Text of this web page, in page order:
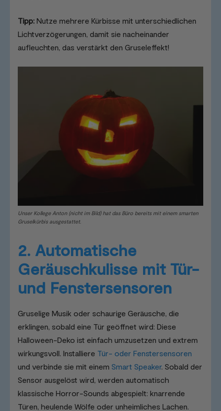
Tipp: Nutze mehrere Kürbisse mit unterschiedlichen
Lichtverzögerungen, damit sie nacheinander
aufleuchten, das verstärkt den Gruseleffekt!
Unser Kollege Anton (nicht im Bild) hat das Büro bereits mit einem smarten
Gruselkürbis ausgestattet.
2. Automatische
Geräuschkulisse mit Tür-
und Fenstersensoren
Gruselige Musik oder schaurige Geräusche, die
erklingen, sobald eine Tür geöffnet wird: Diese
Halloween-Deko ist einfach umzusetzen und extrem
wirkungsvoll. Installiere Tür- oder Fenstersensoren
und verbinde sie mit einem Smart Speaker. Sobald der
Sensor ausgelöst wird, werden automatisch
klassische Horror-Sounds abgespielt: knarrende
Türen, heulende Wölfe oder unheimliches Lachen.